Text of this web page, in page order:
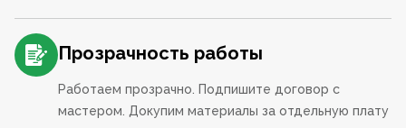
Прозрачность работы
Работаем прозрачно. Подпишите договор с
мастером. Докупим материалы за отдельную плату